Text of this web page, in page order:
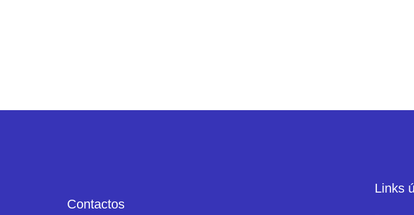
Contactos
Links